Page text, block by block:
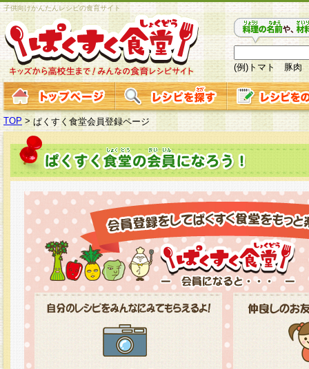
子供向けかんたんレシピの食育サイト
(例)トマト 豚肉
TOP > ぱくすく食堂会員登録ページ